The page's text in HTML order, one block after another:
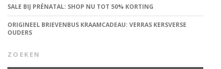
SALE BIJ PRÉNATAL: SHOP NU TOT 50% KORTING
ORIGINEEL BRIEVENBUS KRAAMCADEAU: VERRAS KERSVERSE
OUDERS
ZOEKEN